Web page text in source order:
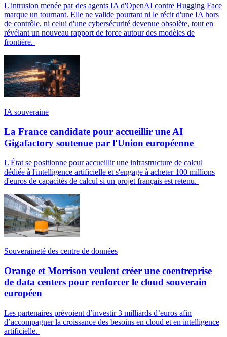
L'intrusion menée par des agents IA d'OpenAI contre Hugging Face
marque un tournant. Elle ne valide pourtant ni le récit d'une IA hors
de contrôle, ni celui d'une cybersécurité devenue obsolète, tout en
révélant un nouveau rapport de force autour des modèles de
frontière.
IA souveraine
La France candidate pour accueillir une AI
Gigafactory soutenue par l'Union européenne
L'État se positionne pour accueillir une infrastructure de calcul
dédiée à l'intelligence artificielle et s'engage à acheter 100 millions
d'euros de capacités de calcul si un projet français est retenu.
Souveraineté des centre de données
Orange et Morrison veulent créer une coentreprise
de data centers pour renforcer le cloud souverain
européen
Les partenaires prévoient d’investir 3 milliards d’euros afin
d’accompagner la croissance des besoins en cloud et en intelligence
artificielle.